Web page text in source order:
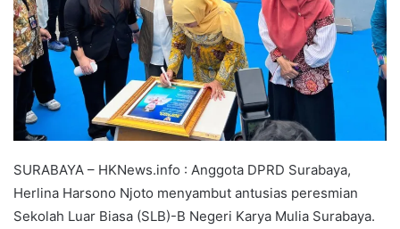
SURABAYA – HKNews.info : Anggota DPRD Surabaya,
Herlina Harsono Njoto menyambut antusias peresmian
Sekolah Luar Biasa (SLB)-B Negeri Karya Mulia Surabaya.